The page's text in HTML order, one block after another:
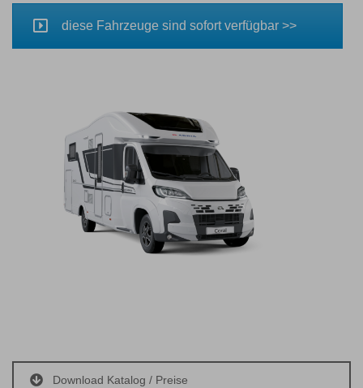
diese Fahrzeuge sind sofort verfügbar >>
Download Katalog / Preise